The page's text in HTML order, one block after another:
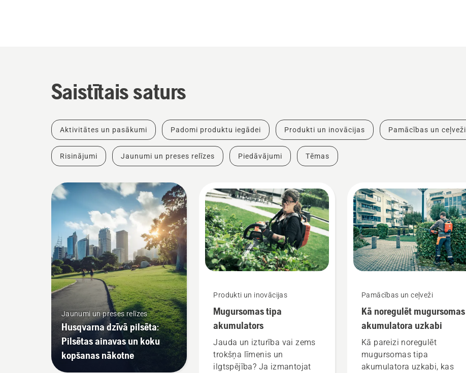
Saistītais saturs
Aktivitātes un pasākumi Padomi produktu iegādei Produkti un inovācijas Pamācības un ceļveži
Risinājumi Jaunumi un preses relīzes Piedāvājumi Tēmas
Jaunumi un preses relīzes
Husqvarna dzīvā pilsēta:
Pilsētas ainavas un koku
kopšanas nākotne
Produkti un inovācijas
Mugursomas tipa
akumulators
Jauda un izturība vai zems
trokšņa līmenis un
ilgtspējība? Ja izmantojat
Pamācības un ceļveži
Kā noregulēt mugursomas
akumulatora uzkabi
Kā pareizi noregulēt
mugursomas tipa
akumulatora uzkabi, kas